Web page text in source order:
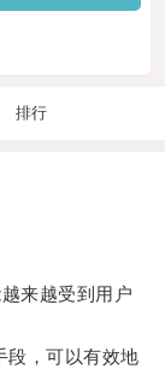
排行
来越受到用户
，可以有效地